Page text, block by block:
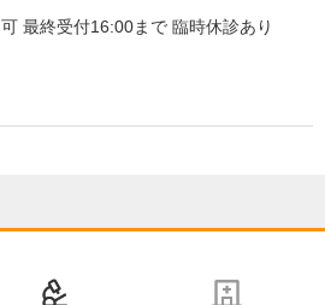
最終受付16:00まで 臨時休診あり